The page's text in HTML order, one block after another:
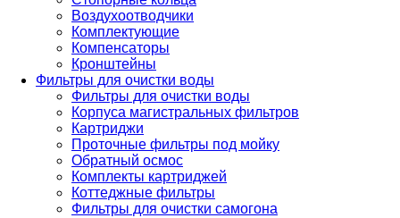
Воздухоотводчики
Комплектующие
Компенсаторы
Кронштейны
Фильтры для очистки воды
Фильтры для очистки воды
Корпуса магистральных фильтров
Картриджи
Проточные фильтры под мойку
Обратный осмос
Комплекты картриджей
Коттеджные фильтры
Фильтры для очистки самогона